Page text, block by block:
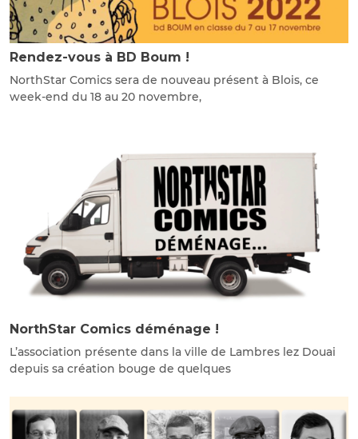
Rendez-vous à BD Boum !
NorthStar Comics sera de nouveau présent à Blois, ce
week-end du 18 au 20 novembre,
NorthStar Comics déménage !
L’association présente dans la ville de Lambres lez Douai
depuis sa création bouge de quelques